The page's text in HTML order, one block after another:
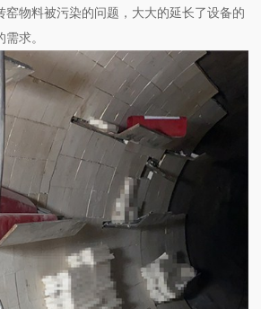
窑物料被污染的问题，大大的延长了设备的
求。